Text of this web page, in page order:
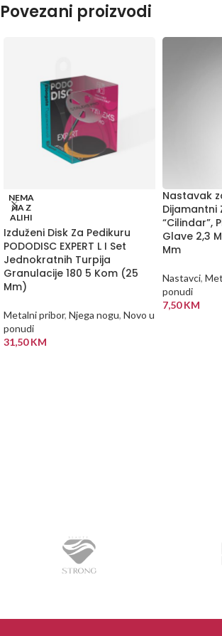
Povezani proizvodi
NEMA
NA Z
ALIHI
Izduženi Disk Za Pedikuru
PODODISC EXPERT L I Set
Jednokratnih Turpija
Granulacije 180 5 Kom (25
Mm)
Metalni pribor, Njega nogu, Novo u
ponudi
31,50KM
Nastavak
Dijamantni
“Cilindar”,
Glave 2,3
Mm
Nastavci,
ponudi
7,50KM